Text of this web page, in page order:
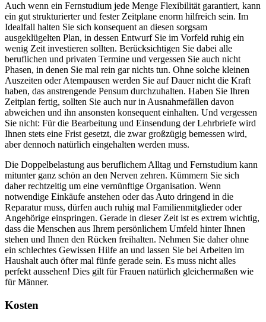
Auch wenn ein Fernstudium jede Menge Flexibilität garantiert, kann
ein gut strukturierter und fester Zeitplane enorm hilfreich sein. Im
Idealfall halten Sie sich konsequent an diesen sorgsam
ausgeklügelten Plan, in dessen Entwurf Sie im Vorfeld ruhig ein
wenig Zeit investieren sollten. Berücksichtigen Sie dabei alle
beruflichen und privaten Termine und vergessen Sie auch nicht
Phasen, in denen Sie mal rein gar nichts tun. Ohne solche kleinen
Auszeiten oder Atempausen werden Sie auf Dauer nicht die Kraft
haben, das anstrengende Pensum durchzuhalten. Haben Sie Ihren
Zeitplan fertig, sollten Sie auch nur in Ausnahmefällen davon
abweichen und ihn ansonsten konsequent einhalten. Und vergessen
Sie nicht: Für die Bearbeitung und Einsendung der Lehrbriefe wird
Ihnen stets eine Frist gesetzt, die zwar großzügig bemessen wird,
aber dennoch natürlich eingehalten werden muss.
Die Doppelbelastung aus beruflichem Alltag und Fernstudium kann
mitunter ganz schön an den Nerven zehren. Kümmern Sie sich
daher rechtzeitig um eine vernünftige Organisation. Wenn
notwendige Einkäufe anstehen oder das Auto dringend in die
Reparatur muss, dürfen auch ruhig mal Familienmitglieder oder
Angehörige einspringen. Gerade in dieser Zeit ist es extrem wichtig,
dass die Menschen aus Ihrem persönlichem Umfeld hinter Ihnen
stehen und Ihnen den Rücken freihalten. Nehmen Sie daher ohne
ein schlechtes Gewissen Hilfe an und lassen Sie bei Arbeiten im
Haushalt auch öfter mal fünfe gerade sein. Es muss nicht alles
perfekt aussehen! Dies gilt für Frauen natürlich gleichermaßen wie
für Männer.
Kosten